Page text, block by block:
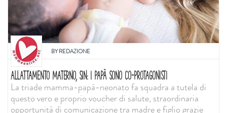
BYREDAZIONE
ALLATTAMENTO MATERNO, SIN: I PAPÀ SONO CO-PROTAGONISTI
La triade mamma-papà-neonato fa squadra a tutela di
questo vero e proprio voucher di salute, straordinaria
opportunità di comunicazione tra madre e figlio grazie